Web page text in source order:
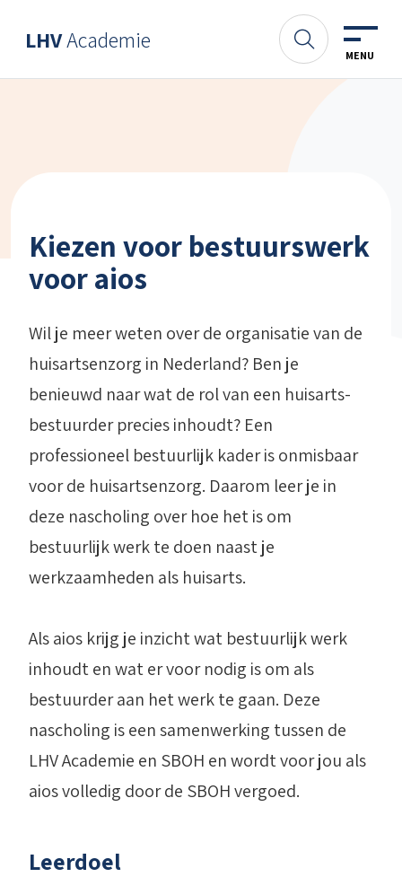
LHVAcademie
Academie
MENU
Zoeken
Kiezen voor bestuurswerk
voor aios
Wil je meer weten over de organisatie van de
huisartsenzorg in Nederland? Ben je
benieuwd naar wat de rol van een huisarts-
bestuurder precies inhoudt? Een
professioneel bestuurlijk kader is onmisbaar
voor de huisartsenzorg. Daarom leer je in
deze nascholing over hoe het is om
bestuurlijk werk te doen naast je
werkzaamheden als huisarts.
Als aios krijg je inzicht wat bestuurlijk werk
inhoudt en wat er voor nodig is om als
bestuurder aan het werk te gaan. Deze
nascholing is een samenwerking tussen de
LHV Academie en SBOH en wordt voor jou als
aios volledig door de SBOH vergoed.
Leerdoel